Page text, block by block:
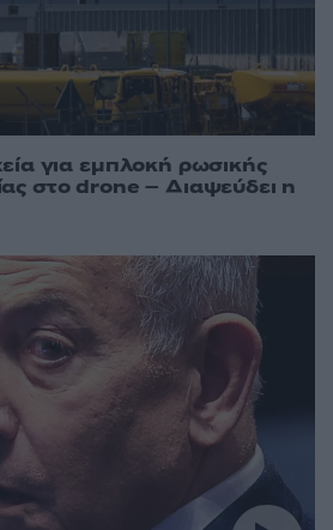
για εμπλοκή ρωσικής
στο drone – Διαψεύδει η